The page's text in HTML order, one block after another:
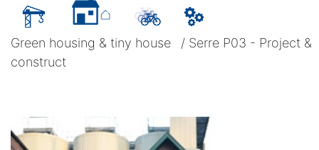
Green housing & tiny house / Serre P03 - Project &
construct